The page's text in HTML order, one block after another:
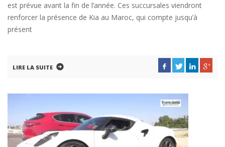
est prévue avant la fin de l’année. Ces succursales viendront
renforcer la présence de Kia au Maroc, qui compte jusqu’à
présent
LIRE LA SUITE